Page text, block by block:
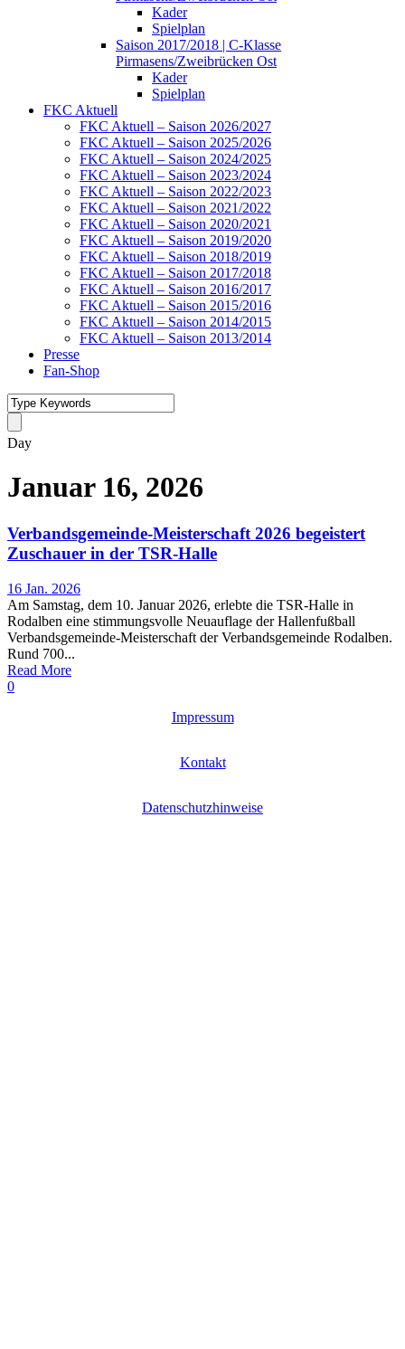
Kader
Spielplan
Saison 2017/2018 | C-Klasse
Pirmasens/Zweibrücken Ost
Kader
Spielplan
FKC Aktuell
FKC Aktuell – Saison 2026/2027
FKC Aktuell – Saison 2025/2026
FKC Aktuell – Saison 2024/2025
FKC Aktuell – Saison 2023/2024
FKC Aktuell – Saison 2022/2023
FKC Aktuell – Saison 2021/2022
FKC Aktuell – Saison 2020/2021
FKC Aktuell – Saison 2019/2020
FKC Aktuell – Saison 2018/2019
FKC Aktuell – Saison 2017/2018
FKC Aktuell – Saison 2016/2017
FKC Aktuell – Saison 2015/2016
FKC Aktuell – Saison 2014/2015
FKC Aktuell – Saison 2013/2014
Presse
Fan-Shop
Day
Januar 16, 2026
Verbandsgemeinde-Meisterschaft 2026 begeistert
Zuschauer in der TSR-Halle
16 Jan. 2026
Am Samstag, dem 10. Januar 2026, erlebte die TSR-Halle in
Rodalben eine stimmungsvolle Neuauflage der Hallenfußball
Verbandsgemeinde-Meisterschaft der Verbandsgemeinde Rodalben.
Rund 700...
Read More
0
Impressum
Kontakt
Datenschutzhinweise